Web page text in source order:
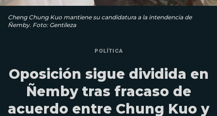
Cheng Chung Kuo mantiene su candidatura a la intendencia de
Ñemby. Foto: Gentileza
POLÍTICA
Oposición sigue dividida en
Ñemby tras fracaso de
acuerdo entre Chung Kuo y